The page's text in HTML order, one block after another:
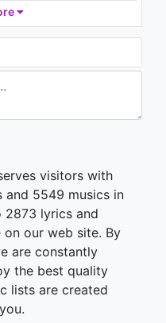
빛이 켜지면
떠나 갈까봐
소중한 사람
는 내 사랑
좋아한다고
사랑한다고
에 우리 둘뿐이야
복해
visitors with
and 5549 musics in
2873 lyrics and
our web site. By
are constantly
the best quality
lists are created